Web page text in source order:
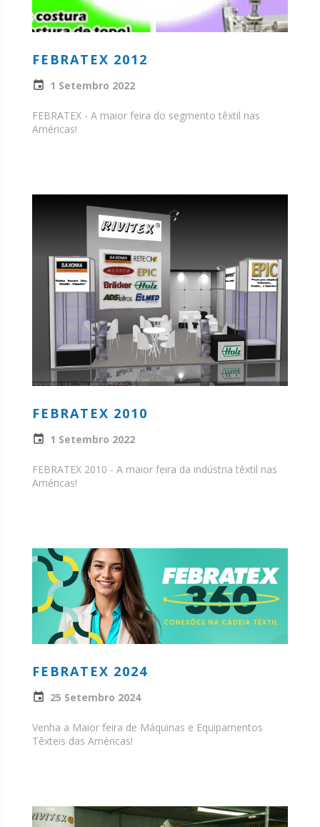
FEBRATEX 2012
1 Setembro 2022
FEBRATEX - A maior feira do segmento têxtil nas
Américas!
FEBRATEX 2010
1 Setembro 2022
FEBRATEX 2010 - A maior feira da indústria têxtil nas
Américas!
FEBRATEX 2024
25 Setembro 2024
Venha a Maior feira de Máquinas e Equipamentos
Têxteis das Américas!